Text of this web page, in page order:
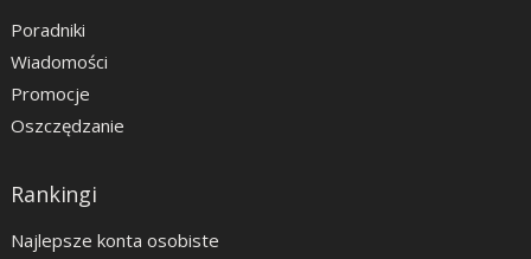
Poradniki
Wiadomości
Promocje
Oszczędzanie
Rankingi
Najlepsze konta osobiste